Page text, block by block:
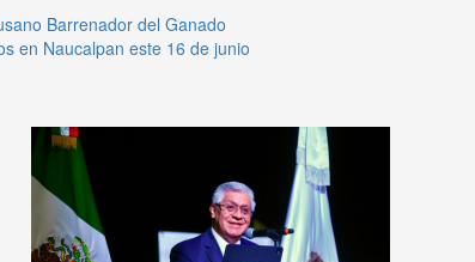
Barrenador del Ganado
en Naucalpan este 16 de junio